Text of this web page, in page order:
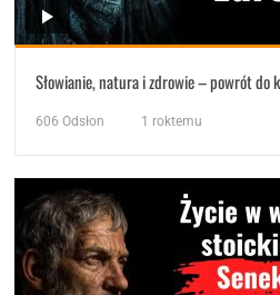
Słowianie, natura i zdrowie – powrót do
606 Odsłon 1 roktemu